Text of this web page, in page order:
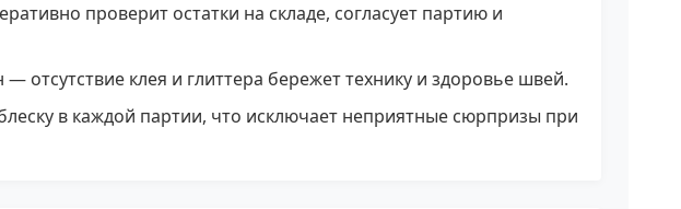
проверит остатки на складе, согласует партию и
клея и глиттера бережет технику и здоровье швей.
в каждой партии, что исключает неприятные сюрпризы при